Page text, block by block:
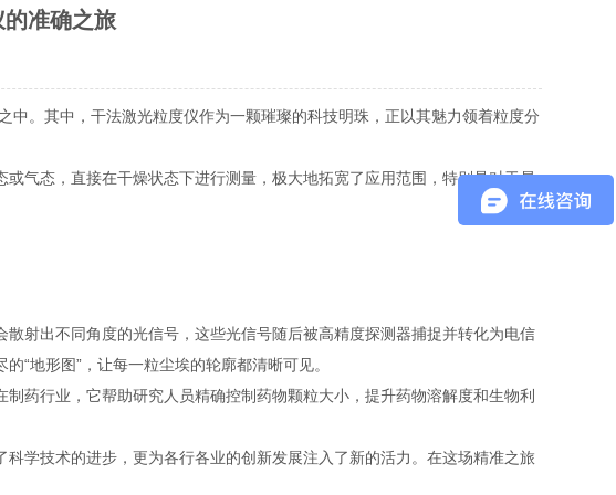
准确之旅
。其中，干法激光粒度仪作为一颗璀璨的科技明珠，正以其魅力领着粒度分
气态，直接在干燥状态下进行测量，极大地拓宽了应用范围，特别是对于易
射出不同角度的光信号，这些光信号随后被高精度探测器捕捉并转化为电信
“地形图”，让每一粒尘埃的轮廓都清晰可见。
行业，它帮助研究人员精确控制药物颗粒大小，提升药物溶解度和生物利
技术的进步，更为各行各业的创新发展注入了新的活力。在这场精准之旅